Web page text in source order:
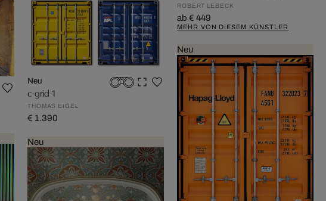
Neu
c-grid-1
THOMAS EIGEL
€ 1.390
Neu
ROBERT LEBECK
ab € 449
MEHR VON DIESEM KÜNSTLER
Neu